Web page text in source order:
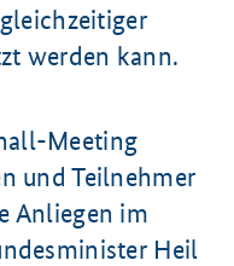
werden kann.
Meeting
und Teilnehmer
Anliegen im
Heil